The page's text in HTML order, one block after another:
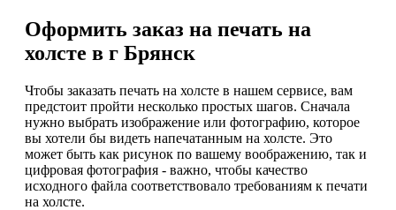
Оформить заказ на печать на
холсте в г Брянск
Чтобы заказать печать на холсте в нашем сервисе, вам
предстоит пройти несколько простых шагов. Сначала
нужно выбрать изображение или фотографию, которое
вы хотели бы видеть напечатанным на холсте. Это
может быть как рисунок по вашему воображению, так и
цифровая фотография - важно, чтобы качество
исходного файла соответствовало требованиям к печати
на холсте.